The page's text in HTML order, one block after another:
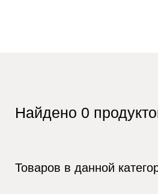
Найдено 0
Товаров в данной